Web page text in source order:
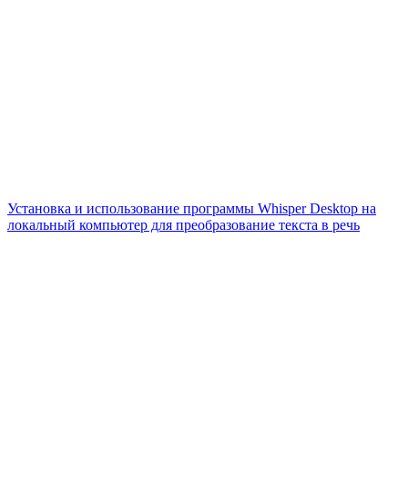
Установка и использование программы Whisper Desktop на
локальный компьютер для преобразование текста в речь